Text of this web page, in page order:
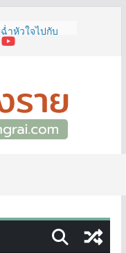
ชวนเที่ยว
ำหัวใจไปกับ
ระมูลออนไลน์
คล ความหมาย
301 หมายเลข
ศกาลโล้ชิงช้า
ปี สู่พิพิธภัณฑ์
กิจสร้างสรรค์